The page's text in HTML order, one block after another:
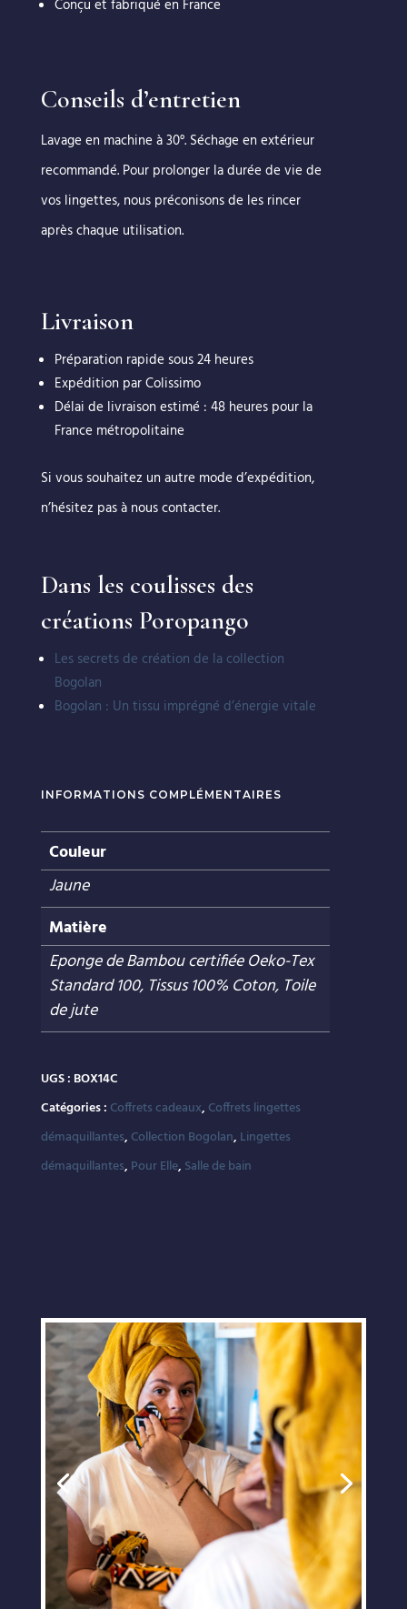
Conçu et fabriqué en France
Conseils d’entretien
Lavage en machine à 30°. Séchage en extérieur
recommandé. Pour prolonger la durée de vie de
vos lingettes, nous préconisons de les rincer
après chaque utilisation.
Livraison
Préparation rapide sous 24 heures
Expédition par Colissimo
Délai de livraison estimé : 48 heures pour la
France métropolitaine
Si vous souhaitez un autre mode d’expédition,
n’hésitez pas à nous contacter.
Dans les coulisses des
créations Poropango
Les secrets de création de la collection
Bogolan
Bogolan : Un tissu imprégné d’énergie vitale
INFORMATIONS COMPLÉMENTAIRES
Couleur
Jaune
Matière
Eponge de Bambou certifiée Oeko-Tex
Standard 100, Tissus 100% Coton, Toile
de jute
UGS : BOX14C
Catégories : Coffrets cadeaux, Coffrets lingettes
démaquillantes, Collection Bogolan, Lingettes
démaquillantes, Pour Elle, Salle de bain